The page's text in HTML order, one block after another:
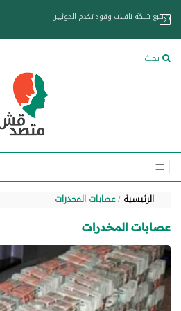
خزان عائم.. "متصدقش" تتبع شبكة
بحث
الرئيسية عصابات المخدرات
عصابات المخدرات